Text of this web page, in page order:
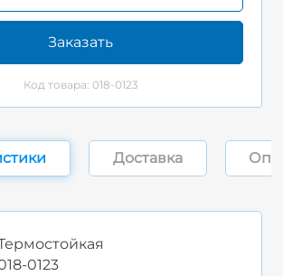
Заказать
Код товара: 018-0123
Доставка
0123